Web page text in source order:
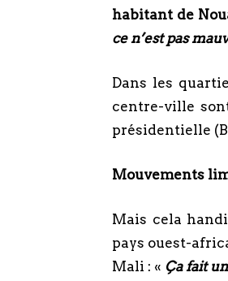
habitant de
ce n’est pas
Dans les
centre-ville
présidentielle
Mouvements
Mais cela
pays ouest-
Mali : « Ça fait